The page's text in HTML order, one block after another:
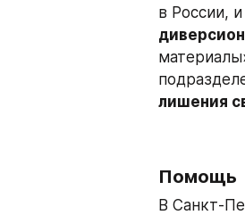
в России,
лишения
Помощь
В Санкт-